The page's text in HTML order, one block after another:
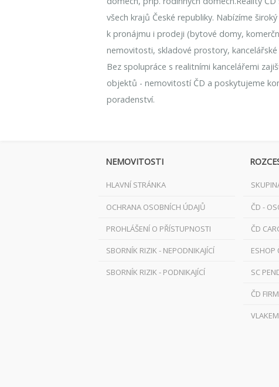
všech krajů České republiky. Nabízíme
k pronájmu i prodeji (bytové domy,
nemovitosti, skladové prostory,
Bez spolupráce s realitními kancelářemi
objektů - nemovitostí ČD a poskytujeme
poradenství.
NEMOVITOSTI
HLAVNÍ STRÁNKA
OCHRANA OSOBNÍCH ÚDAJŮ
PROHLÁŠENÍ O PŘÍSTUPNOSTI
SBORNÍK RIZIK - NEPODNIKAJÍCÍ
SBORNÍK RIZIK - PODNIKAJÍCÍ
ČD -
ČD
ESHOP
SC
ČD